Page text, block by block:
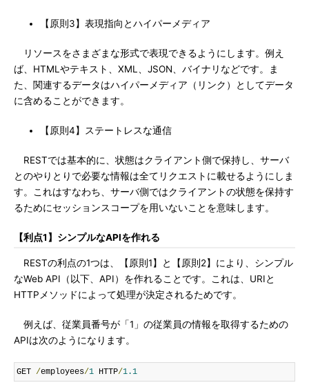
【原則3】表現指向とハイパーメディア
リソースをさまざまな形式で表現できるようにします。例え
ば、HTMLやテキスト、XML、JSON、バイナリなどです。ま
た、関連するデータはハイパーメディア（リンク）としてデータ
に含めることができます。
【原則4】ステートレスな通信
RESTでは基本的に、状態はクライアント側で保持し、サーバ
とのやりとりで必要な情報は全てリクエストに載せるようにしま
す。これはすなわち、サーバ側ではクライアントの状態を保持す
るためにセッションスコープを用いないことを意味します。
【利点1】シンプルなAPIを作れる
RESTの利点の1つは、【原則1】と【原則2】により、シンプル
なWeb API（以下、API）を作れることです。これは、URIと
HTTPメソッドによって処理が決定されるためです。
例えば、従業員番号が「1」の従業員の情報を取得するための
APIは次のようになります。
GET /employees/1 HTTP/1.1